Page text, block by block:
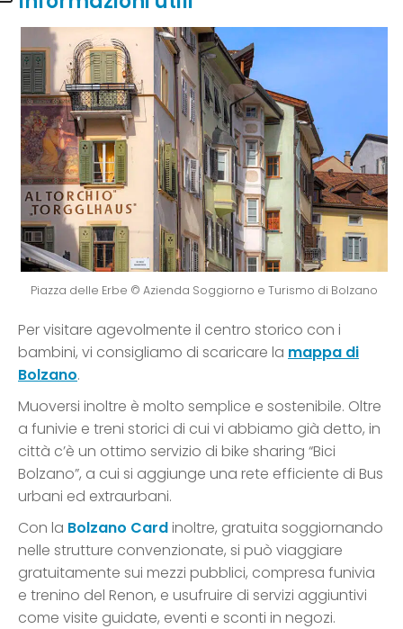
Piazza delle Erbe © Azienda Soggiorno e Turismo di Bolzano
Per visitare agevolmente il centro storico con i
bambini, vi consigliamo di scaricare la mappa di
Bolzano.
Muoversi inoltre è molto semplice e sostenibile. Oltre
a funivie e treni storici di cui vi abbiamo già detto, in
città c’è un ottimo servizio di bike sharing “Bici
Bolzano”, a cui si aggiunge una rete efficiente di Bus
urbani ed extraurbani.
Con la Bolzano Cardinoltre, gratuita soggiornando
nelle strutture convenzionate, si può viaggiare
gratuitamente sui mezzi pubblici, compresa funivia
e trenino del Renon, e usufruire di servizi aggiuntivi
come visite guidate, eventi e sconti in negozi.